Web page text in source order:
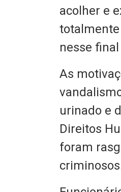
acolher e
nesse
As
urinado e
Direitos
foram